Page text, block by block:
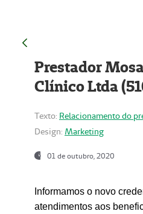
Prestador
Clínico Ltda
Texto: Relacionamento do
Design: Marketing
01 de outubro, 2020
Informamos o novo
atendimentos aos